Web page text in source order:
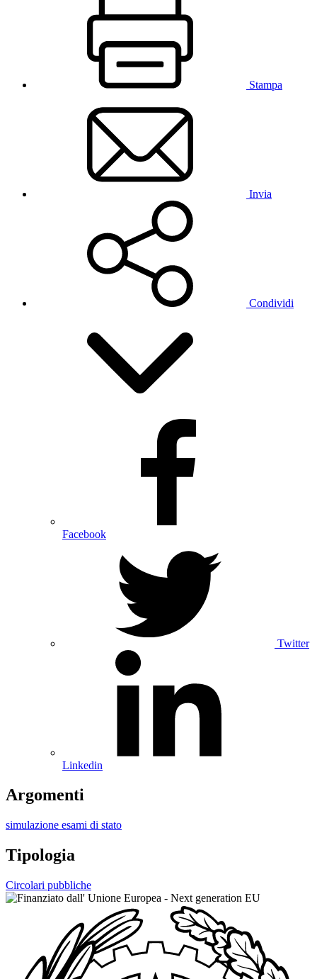
Stampa
Invia
Condividi
Facebook
Twitter
Linkedin
Argomenti
simulazione esami di stato
Tipologia
Circolari pubbliche